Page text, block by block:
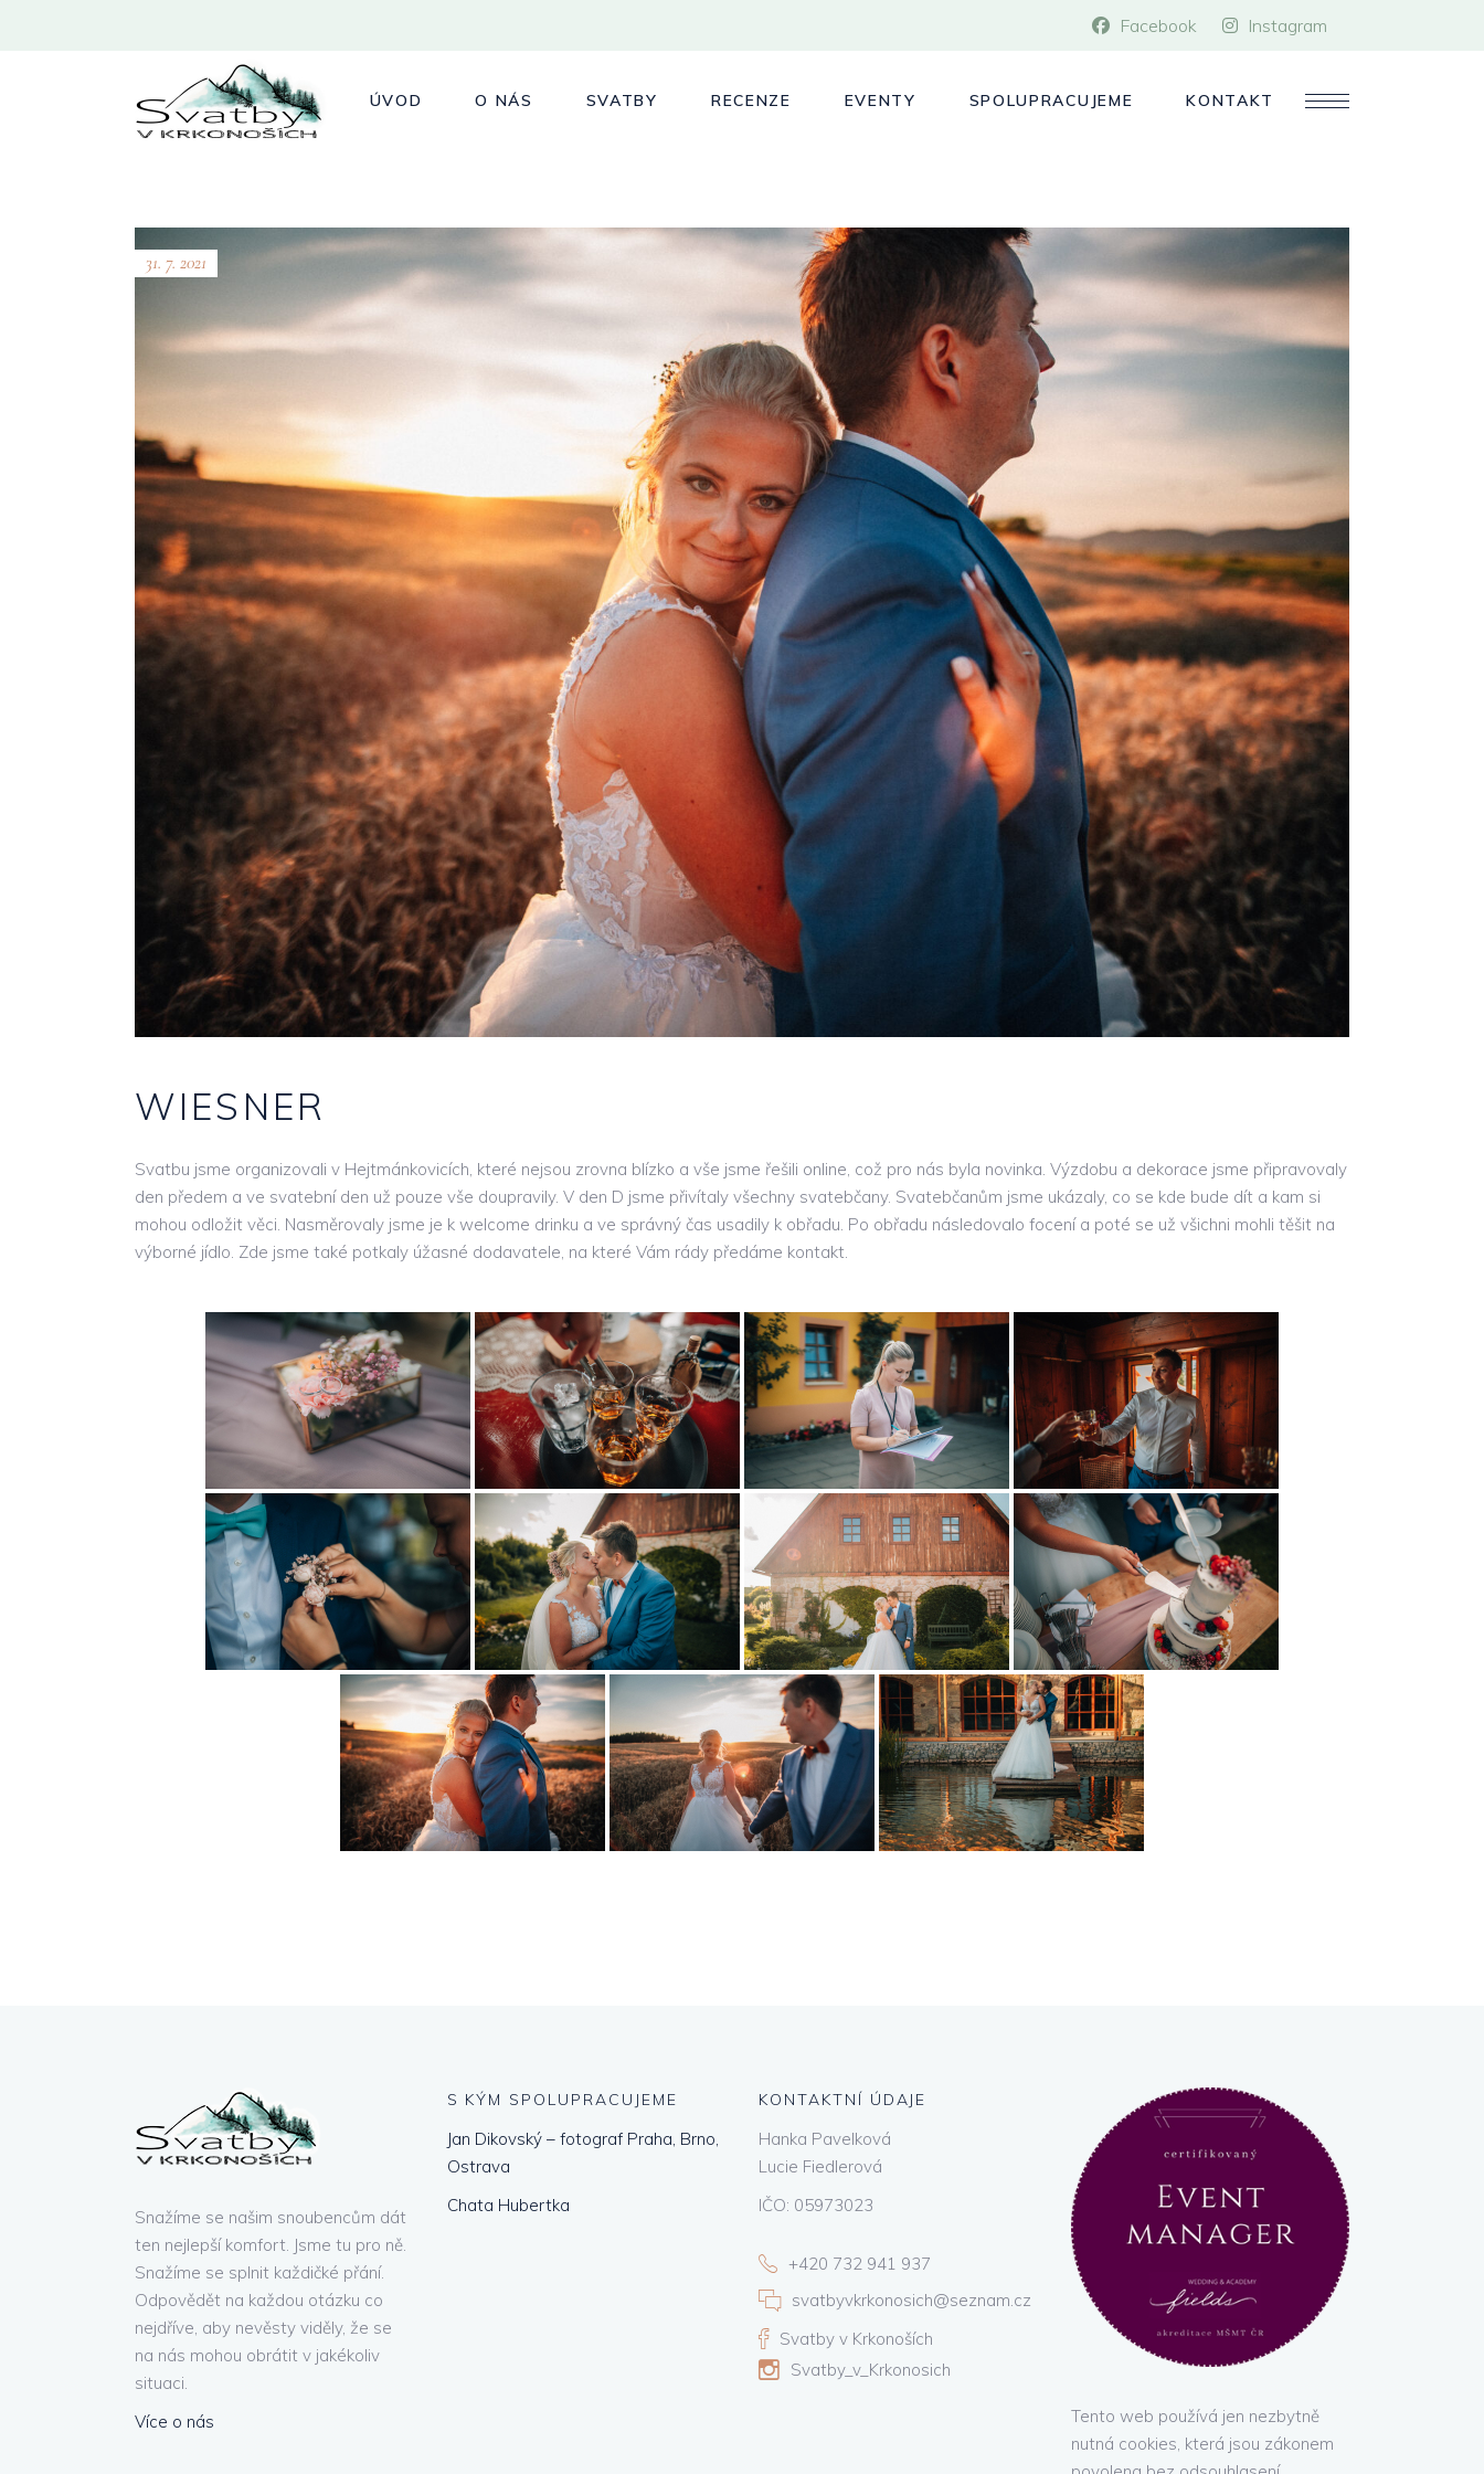
Facebook Instagram
ÚVOD O NÁS SVATBY RECENZE EVENTY SPOLUPRACUJEME KONTAKT
31. 7. 2021
WIESNER
Svatbu jsme organizovali v Hejtmánkovicích, které nejsou zrovna blízko a vše jsme řešili online, což pro nás byla novinka. Výzdobu a dekorace jsme připravovaly
den předem a ve svatební den už pouze vše doupravily. V den D jsme přivítaly všechny svatebčany. Svatebčanům jsme ukázaly, co se kde bude dít a kam si
mohou odložit věci. Nasměrovaly jsme je k welcome drinku a ve správný čas usadily k obřadu. Po obřadu následovalo focení a poté se už všichni mohli těšit na
výborné jídlo. Zde jsme také potkaly úžasné dodavatele, na které Vám rády předáme kontakt.
Snažíme se našim snoubencům dát
ten nejlepší komfort. Jsme tu pro ně.
Snažíme se splnit každičké přání.
Odpovědět na každou otázku co
nejdříve, aby nevěsty viděly, že se
na nás mohou obrátit v jakékoliv
situaci.
Více o nás
S KÝM SPOLUPRACUJEME
Jan Dikovský – fotograf Praha, Brno,
Ostrava
Chata Hubertka
KONTAKTNÍ ÚDAJE
Hanka Pavelková
Lucie Fiedlerová
IČO: 05973023
+420 732 941 937
svatbyvkrkonosich@seznam.cz
Svatby v Krkonoších
Svatby_v_Krkonosich
Tento web používá jen nezbytně
nutná cookies, která jsou zákonem